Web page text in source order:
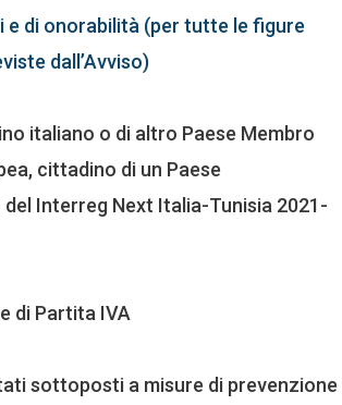
e di onorabilità (per tutte le figure
dall’Avviso)
italiano o di altro Paese Membro
cittadino di un Paese
Interreg Next Italia-Tunisia 2021-
di Partita IVA
sottoposti a misure di prevenzione